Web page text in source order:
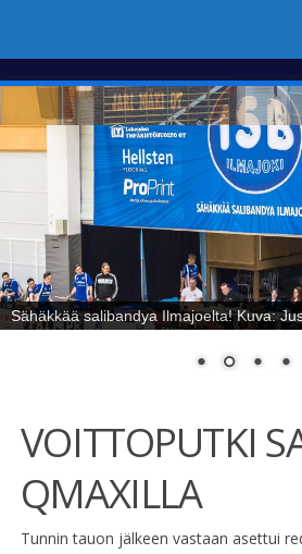
Sähäkkää salibandya Ilmajoelta! Kuva:
VOITTOPUTKI
QMAXILLA
Tunnin tauon jälkeen vastaan asettui